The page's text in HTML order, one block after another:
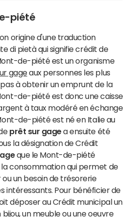
piété
origine d'une traduction
di pietà qui signifie crédit de
de-piété est un organisme
gageaux personnes les plus
à obtenir un emprunt de la
de-piété est donc une caisse
à taux modéré en échange
de-piété est né en Italie au
prêt sur gagea ensuite été
la désignation de Crédit
que le Mont-de-piété
consommation qui permet de
un besoin de trésorerie
intéressants. Pour bénéficier de
déposer au Crédit municipal un
un meuble ou une oeuvre